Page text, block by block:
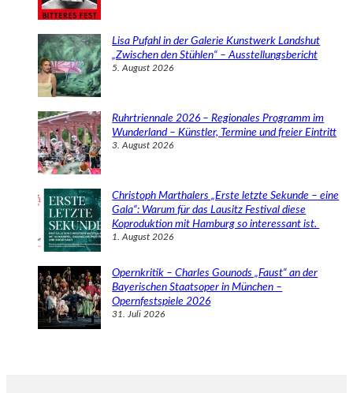
Lisa Pufahl in der Galerie Kunstwerk Landshut
„Zwischen den Stühlen“ – Ausstellungsbericht
5. August 2026
Ruhrtriennale 2026 – Regionales Programm im
Wunderland – Künstler, Termine und freier Eintritt
3. August 2026
Christoph Marthalers „Erste letzte Sekunde – eine
Gala“: Warum für das Lausitz Festival diese
Koproduktion mit Hamburg so interessant ist.
1. August 2026
Opernkritik – Charles Gounods „Faust“ an der
Bayerischen Staatsoper in München –
Opernfestspiele 2026
31. Juli 2026